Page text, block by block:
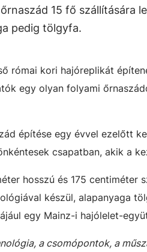
15 fő szállítására
pedig tölgyfa.
római kori hajóreplikát
egy olyan folyami
építése egy évvel ezelőtt
csapatban, akik a
hosszú és 175 centiméter
készül, alapanyaga
egy Mainz-i hajólelet-
a csomópontok, a